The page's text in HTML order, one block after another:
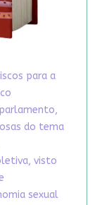
para a
do tema
visto
sexual